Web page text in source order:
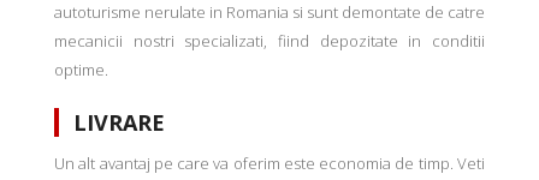
autoturisme nerulate in Romania si sunt demontate de catre
mecanicii nostri specializati, fiind depozitate in conditii
optime.
LIVRARE
Un alt avantaj pe care va oferim este economia de timp. Veti